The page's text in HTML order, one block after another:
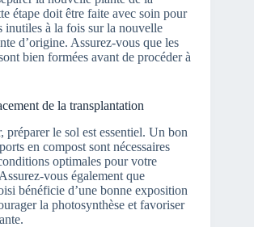
étape doit être faite avec soin pour
inutiles à la fois sur la nouvelle
d’origine. Assurez-vous que les
bien formées avant de procéder à
de la transplantation
préparer le sol est essentiel. Un bon
en compost sont nécessaires
optimales pour votre
vous également que
bénéficie d’une bonne exposition
la photosynthèse et favoriser